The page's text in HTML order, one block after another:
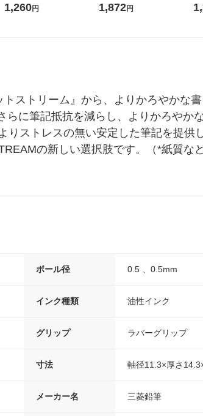
箱（18本入）オリジナル
1,260円
ス 1セット（48本）天然水
1,872円
紙
ストリーム』から、よりかろやかな
に筆記抵抗を減らし、よりかろやか
ストレスの無い安定した筆記を提供
の新しい選択肢です。（*紙質な
ボール径 0.5 、0.5mm
インク種類 油性インク
グリップ ラバーグリップ
寸法 軸径11.3×厚さ
メーカー名 三菱鉛筆